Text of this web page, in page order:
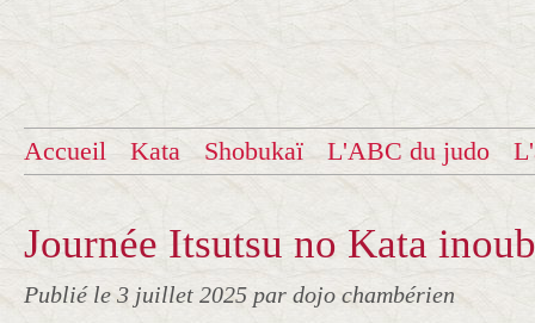
Accueil Kata Shobukaï L'ABC du judo
Journée Itsutsu no Kata
Publié le 3 juillet 2025 par dojo chambérien